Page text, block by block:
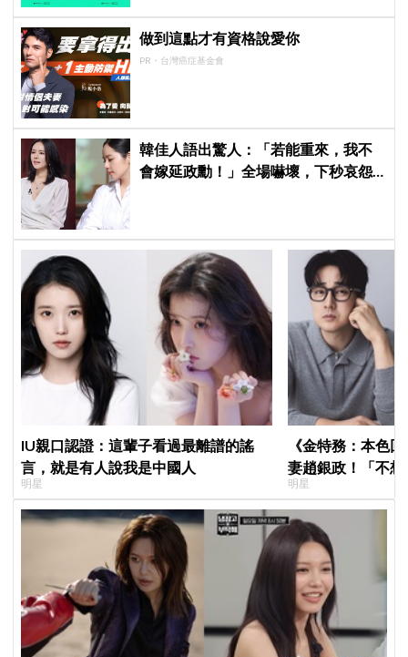
做到這點才有資格說愛你
PR・台灣癌症基金會
韓佳人語出驚人：「若能重來，我不
會嫁延政勳！」全場嚇壞，下秒哀怨
IU親口認證：這輩子看過最離譜的謠
言，就是有人說我是中國人
明星
《金特務：本色
妻趙銀政！「不
一句話展現滿滿
明星